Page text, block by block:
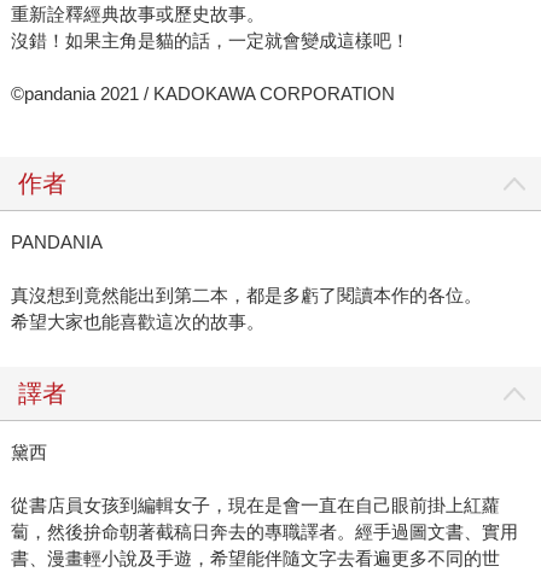
重新詮釋經典故事或歷史故事。
沒錯！如果主角是貓的話，一定就會變成這樣吧！
©pandania 2021 / KADOKAWA CORPORATION
作者
PANDANIA
真沒想到竟然能出到第二本，都是多虧了閱讀本作的各位。
希望大家也能喜歡這次的故事。
譯者
黛西
從書店員女孩到編輯女子，現在是會一直在自己眼前掛上紅蘿
蔔，然後拚命朝著截稿日奔去的專職譯者。經手過圖文書、實用
書、漫畫輕小說及手遊，希望能伴隨文字去看遍更多不同的世